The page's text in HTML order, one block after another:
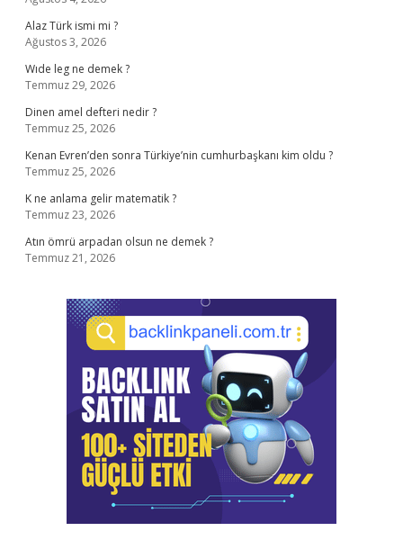
Alaz Türk ismi mi ?
Ağustos 3, 2026
Wıde leg ne demek ?
Temmuz 29, 2026
Dinen amel defteri nedir ?
Temmuz 25, 2026
Kenan Evren’den sonra Türkiye’nin cumhurbaşkanı kim oldu ?
Temmuz 25, 2026
K ne anlama gelir matematik ?
Temmuz 23, 2026
Atın ömrü arpadan olsun ne demek ?
Temmuz 21, 2026